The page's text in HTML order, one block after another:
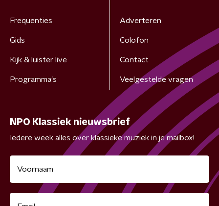
Frequenties
Gids
Kijk & luister live
Programma's
Adverteren
Colofon
Contact
Veelgestelde vragen
NPO Klassiek nieuwsbrief
Iedere week alles over klassieke muziek in je mailbox!